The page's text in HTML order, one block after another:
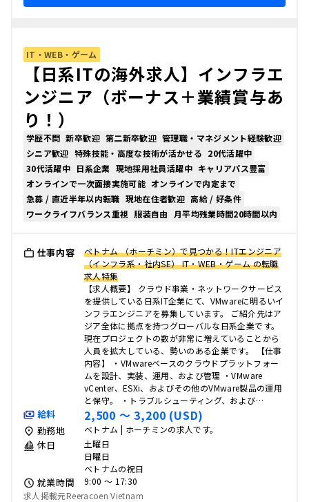
IT・WEB・ゲーム
【日系ITの海外求人】インフラエ
ンジニア（ボーナス＋業績賞与あ
り！）
学歴不問 新卒歓迎 第二新卒歓迎 管理職・マネジメント経験歓迎
シニア歓迎 特殊技能・高度な技術が活かせる 20代活躍中
30代活躍中 日系企業 現地採用社員活躍中 キャリアパス豊富
オンラインで一次面接実施可能 オンラインで内定まで
急募 / 直近半年以内転職 現地在住者歓迎 高給 / 好条件
ワークライフバランス重視 服装自由 月平均残業時間20時間以内
仕事内容
ベトナム （ホーチミン）で見つかる！ITエンジニア
（インフラ系・社内SE） IT・WEB・ゲーム の転職
求人特集
【求人概要】 クラウド事業・ネットワークサービス
を提供している日系IT企業にて、VMwareに明るいイ
ンフラエンジニアを募集しています。 ご紹介先はア
ジア全体に拠点を持つグローバルな日系企業です。
現在プロジェクトの数が非常に増えていることから
人員を拡大している、勢いのある企業です。 【仕事
内容】 ・VMwareベースのクラウドプラットフォー
ムを設計、実装、運用、および管理 ・VMware
vCenter、ESXi、およびその他のVMware製品の運用
と保守。 ・トラブルシューティング、および…
給料 2,500 〜 3,200 (USD)
勤務地 ベトナム | ホーチミンの求人です。
休日
土曜日
日曜日
ベトナムの祝日
就業時間
9:00 〜 17:30
求人掲載元Reeracoen Vietnam